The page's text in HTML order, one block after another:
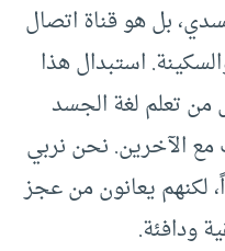
بل هو قناة اتصال
استبدال هذا
من تعلم لغة الجسد
الآخرين. نحن نربي
لكنهم يعانون من عجز
ودافئة.